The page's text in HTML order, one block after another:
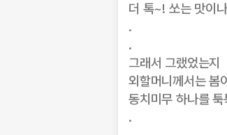
더 톡~! 쏘는 맛이
.
.
그래서 그랬었는지
외할머니께서는 봄
동치미무 하나를 툭
.